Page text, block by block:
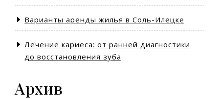
Варианты аренды жилья в Соль-Илецке
Лечение кариеса: от ранней диагностики
до восстановления зуба
Архив